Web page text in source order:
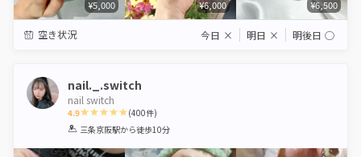
¥5,000 ¥6,000 ¥6,500
空き状況 今日 × 明日 × 明後日 ◯
nail._.switch
nail switch
4.9
1 2 3 4 5
(400件)
三条京阪駅から徒歩10分